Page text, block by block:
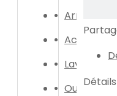
Arrosoir
Laveuse
Outil